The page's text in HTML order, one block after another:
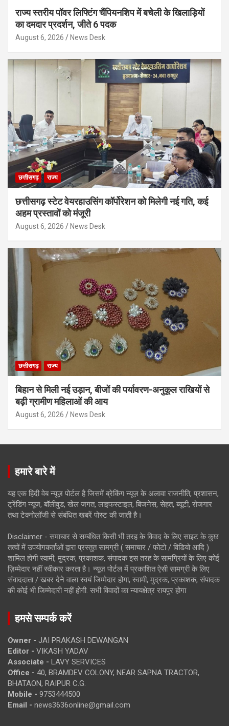
राज्य स्तरीय पॉवर लिफ्टिंग चैंपियनशिप में बचेली के खिलाड़ियों
का दमदार प्रदर्शन, जीते 6 पदक
August 6, 2026 News Desk
छत्तीसगढ़ राज्य
छत्तीसगढ़ स्टेट वेयरहाउसिंग कॉर्पोरेशन को मिलेगी नई गति, कई
अहम प्रस्तावों को मंजूरी
August 6, 2026 News Desk
छत्तीसगढ़ राज्य
बिहान से मिली नई उड़ान, बीजों की पर्यावरण-अनुकूल राखियों से
बढ़ी ग्रामीण महिलाओं की आय
August 6, 2026 News Desk
हमारे बारे में
यह एक हिंदी वेब न्यूज़ पोर्टल है जिसमें ब्रेकिंग न्यूज़ के अलावा राजनीति, प्रशासन,
ट्रेंडिंग न्यूज, बॉलीवुड, खेल जगत, लाइफस्टाइल, बिजनेस, सेहत, ब्यूटी, रोजगार
तथा टेक्नोलॉजी से संबंधित खबरें पोस्ट की जाती है।
Disclaimer - समाचार से सम्बंधित किसी भी तरह के विवाद के लिए साइट के कुछ
तत्वों में उपयोगकर्ताओं द्वारा प्रस्तुत सामग्री ( समाचार / फोटो / विडियो आदि )
शामिल होगी स्वामी, मुद्रक, प्रकाशक, संपादक इस तरह के सामग्रियों के लिए कोई
ज़िम्मेदार नहीं स्वीकार करता है। न्यूज़ पोर्टल में प्रकाशित ऐसी सामग्री के लिए
संवाददाता / खबर देने वाला स्वयं जिम्मेदार होगा, स्वामी, मुद्रक, प्रकाशक, संपादक
की कोई भी जिम्मेदारी नहीं होगी. सभी विवादों का न्यायक्षेत्र रायपुर होगा
हमसे सम्पर्क करें
Owner - JAI PRAKASH DEWANGAN
Editor - VIKASH YADAV
Associate - LAVY SERVICES
Office - 40, BRAMDEV COLONY, NEAR SAPNA TRACTOR,
BHATAON, RAIPUR C.G.
Mobile - 9753444500
Email - news3636online@gmail.com